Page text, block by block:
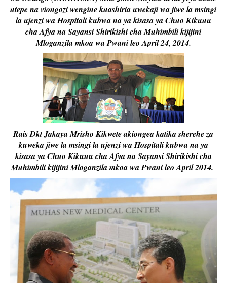
utepe na viongozi wengine kuashiria uwekaji wa jiwe la msingi
la ujenzi wa Hospitali kubwa na ya kisasa ya Chuo Kikuuu
cha Afya na Sayansi Shirikishi cha Muhimbili kijijini
Mloganzila mkoa wa Pwani leo April 24, 2014.
Rais Dkt Jakaya Mrisho Kikwete akiongea katika sherehe za
kuweka jiwe la msingi la ujenzi wa Hospitali kubwa na ya
kisasa ya Chuo Kikuuu cha Afya na Sayansi Shirikishi cha
Muhimbili kijijini Mloganzila mkoa wa Pwani leo April 2014.